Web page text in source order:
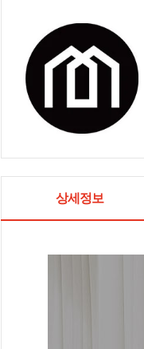
상세정보